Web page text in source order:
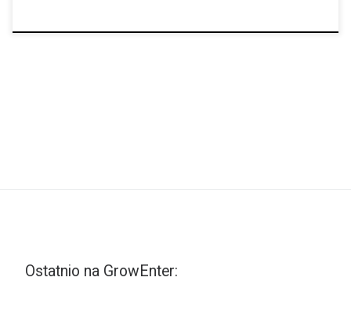
Ostatnio na GrowEnter: